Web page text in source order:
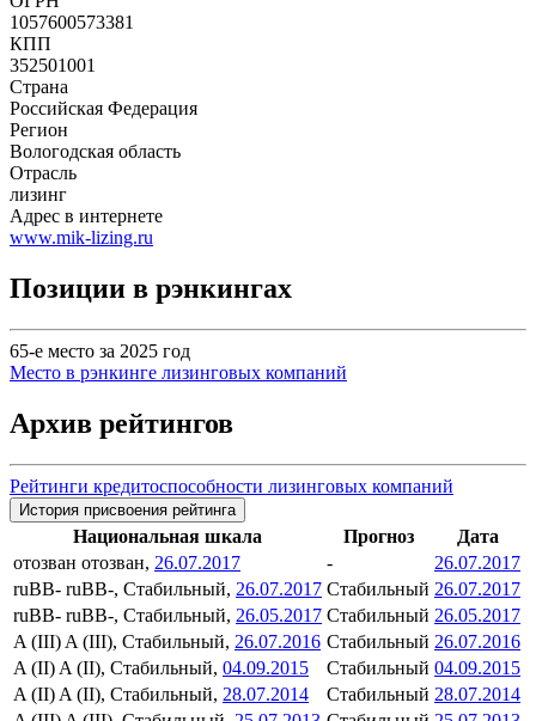
1057600573381
КПП
352501001
Страна
Российская Федерация
Регион
Вологодская область
Отрасль
лизинг
Адрес в интернете
www.mik-lizing.ru
Позиции в рэнкингах
65-е место за 2025 год
Место в рэнкинге лизинговых компаний
Архив рейтингов
Рейтинги кредитоспособности лизинговых компаний
История присвоения рейтинга
Национальная шкала Прогноз
Дата
отозван отозван, 26.07.2017 -
26.07.2017
ruBB- ruBB-, Стабильный, 26.07.2017 Стабильный 26.07.2017
ruBB- ruBB-, Стабильный, 26.05.2017 Стабильный 26.05.2017
A (III) A (III), Стабильный, 26.07.2016 Стабильный 26.07.2016
A (II) A (II), Стабильный, 04.09.2015 Стабильный 04.09.2015
A (II) A (II), Стабильный, 28.07.2014 Стабильный 28.07.2014